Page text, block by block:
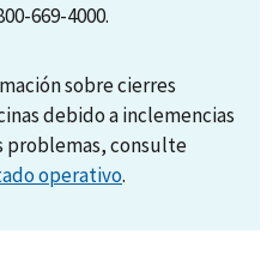
669-4000.
sobre cierres
debido a inclemencias
consulte
operativo.